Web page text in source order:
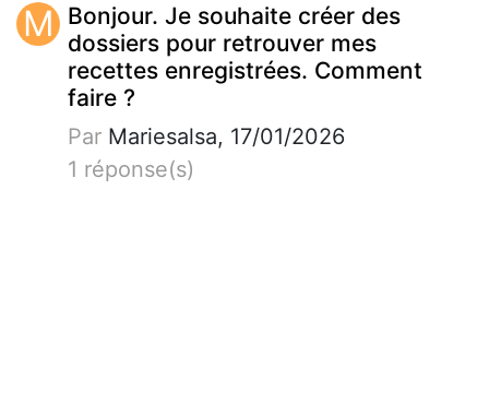
M Bonjour. Je souhaite créer des
dossiers pour retrouver mes
recettes enregistrées. Comment
faire ?
Par Mariesalsa, 17/01/2026
1 réponse(s)